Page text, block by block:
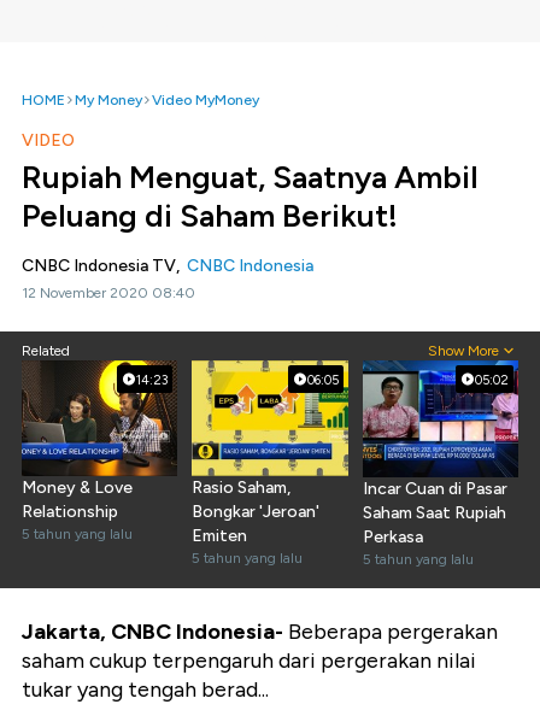
HOME My Money Video MyMoney
VIDEO
Rupiah Menguat, Saatnya Ambil
Peluang di Saham Berikut!
CNBC Indonesia TV, CNBC Indonesia
12 November 2020 08:40
Related Show More
14:23
Money & Love
Relationship
5 tahun yang lalu
06:05
Rasio Saham,
Bongkar 'Jeroan'
Emiten
5 tahun yang lalu
05:02
Incar Cuan di Pasar
Saham Saat Rupiah
Perkasa
5 tahun yang lalu
Jakarta, CNBC Indonesia- Beberapa pergerakan
saham cukup terpengaruh dari pergerakan nilai
tukar yang tengah berad...